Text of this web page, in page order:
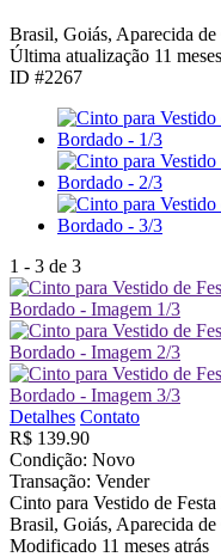
Brasil, Goiás, Aparecida de
Última atualização 11
ID #2267
1 - 3 de 3
Detalhes Contato
R$ 139.90
Condição: Novo
Transação: Vender
Cinto para Vestido de
Brasil, Goiás, Aparecida de
Modificado 11 meses atrás